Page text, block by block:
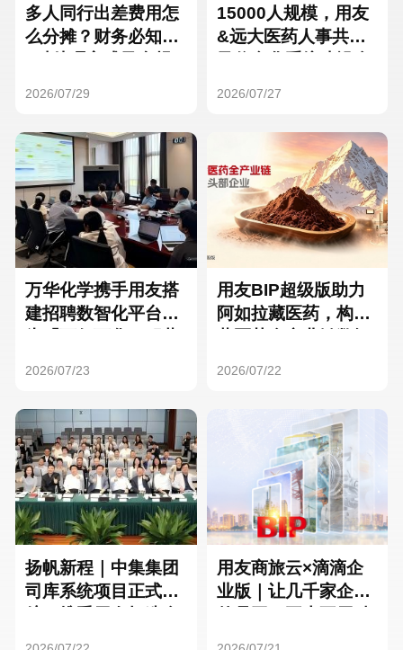
Hong Kong Macau
多人同行出差费用怎
么分摊？财务必知的
2026/07/29
15000人规模，用友
&远大医药人事共享
2026/07/27
万华化学携手用友搭
建招聘数智化平台，
2026/07/23
用友BIP超级版助力
阿如拉藏医药，构建
2026/07/22
扬帆新程｜中集集团
司库系统项目正式启
用友商旅云×滴滴企
业版｜让几千家企业